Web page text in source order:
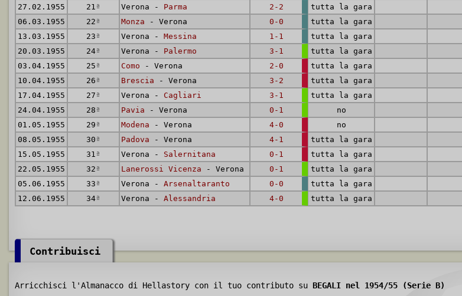
27.02.1955
21 ª Verona - Parma 2-2
tutta la gara
06.03.1955
22 ª Monza - Verona 0-0
tutta la gara
13.03.1955
23 ª Verona - Messina 1-1
tutta la gara
20.03.1955
24ª Verona - Palermo 3-1
tutta la gara
03.04.1955
25 ª Como - Verona 2-0
tutta la gara
10.04.1955
26 ª Brescia - Verona 3-2
tutta la gara
17.04.1955
27 ª Verona - Cagliari 3-1
tutta la gara
24.04.1955
28 ª Pavia - Verona 0-1
no
01.05.1955
29 ª Modena - Verona 4-0
no
08.05.1955
30 ª Padova - Verona 4-1
tutta la gara
15.05.1955
31 ª Verona - Salernitana 0-1
tutta la gara
22.05.1955
32 ª Lanerossi Vicenza - Verona 0-1
tutta la gara
05.06.1955
33 ª Verona - Arsenaltaranto 0-0
tutta la gara
12.06.1955
34ª Verona - Alessandria 4-0 tutta la gara
Contribuisci
Arricchisci l'Almanacco di Hellastory con il tuo contributo su BEGALI nel 1954/55 (Serie B)